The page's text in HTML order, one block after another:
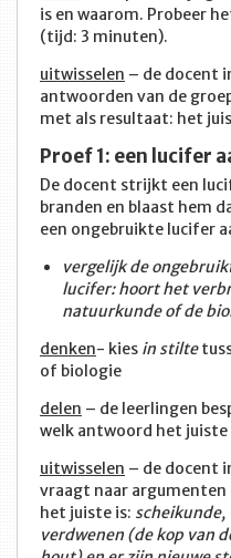
is en waarom. Probeer
(tijd: 3 minuten).
uitwisselen – de docent
antwoorden van de
met als resultaat: het
Proef 1: een lucifer
De docent strijkt een
branden en blaast hem
een ongebruikte lucifer
vergelijk de
lucifer: hoort het
natuurkunde of de
denken- kies in stilte
of biologie
delen – de leerlingen
welk antwoord het juiste
uitwisselen – de docent
vraagt naar argumenten
het juiste is:
verdwenen (de kop van